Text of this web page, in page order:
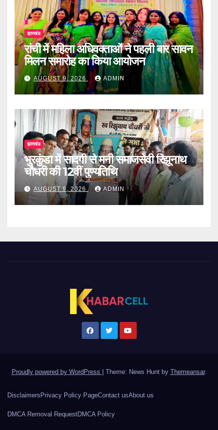
झारखंड
रांची में महिला अधिवक्ताओं ने पहली बार सावन
मिलन समारोह का किया आयोजन
AUGUST 9, 2026 ADMIN
झारखंड
भुरकुंडा में सादगी से मनी समाजसेवी रिझूनाथ
चौधरी की 12वीं पुण्यतिथि
AUGUST 9, 2026 ADMIN
Proudly powered by WordPress Theme: News Hunt by Themeansar.
Disclaimers Privacy Policy PageContact usAbout us
DMCA Removal RequestDMCA Policy